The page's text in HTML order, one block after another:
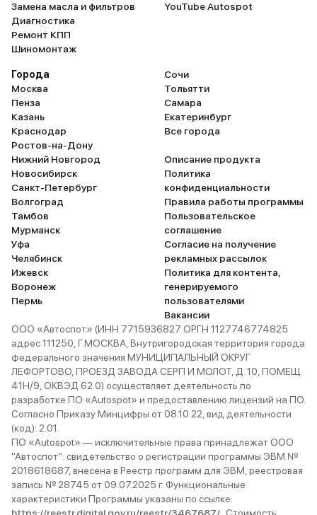
Замена масла и фильтров
Диагностика
Ремонт КПП
Шиномонтаж
YouTube Autospot
Города
Москва
Пенза
Казань
Краснодар
Ростов-на-Дону
Нижний Новгород
Новосибирск
Санкт-Петербург
Волгоград
Тамбов
Мурманск
Уфа
Челябинск
Ижевск
Воронеж
Пермь
Сочи
Тольятти
Самара
Екатеринбург
Все города
Описание продукта
Политика
конфиденциальности
Правила работы программы
Пользовательское
соглашение
Согласие на получение
рекламных рассылок
Политика для контента,
генерируемого
пользователями
Вакансии
ООО «Автоспот» (ИНН 7715936827 ОРГН 1127746774825
адрес 111250, Г.МОСКВА, Внутригородская территория города
федерального значения МУНИЦИПАЛЬНЫЙ ОКРУГ
ЛЕФОРТОВО, ПРОЕЗД ЗАВОДА СЕРП И МОЛОТ, Д. 10, ПОМЕЩ.
41Н/9, ОКВЭД 62.0) осуществляет деятельность по
разработке ПО «Autospot» и предоставлению лицензий на ПО.
Согласно Приказу Минцифры от 08.10.22, вид деятельности
(код): 2.01.
ПО «Autospot» — исключительные права принадлежат ООО
"Автоспот": свидетельство о регистрации программы ЭВМ №
2018618687, внесена в Реестр программ для ЭВМ, реестровая
запись № 28745 от 09.07.2025 г. Функциональные
характеристики Программы указаны по ссылке: